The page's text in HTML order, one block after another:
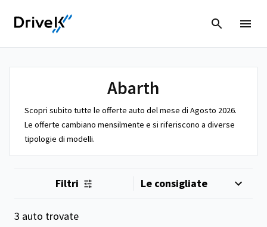
Abarth
Scopri subito tutte le offerte auto del mese di Agosto 2026.
Le offerte cambiano mensilmente e si riferiscono a diverse
tipologie di modelli.
Filtri
3 auto trovate